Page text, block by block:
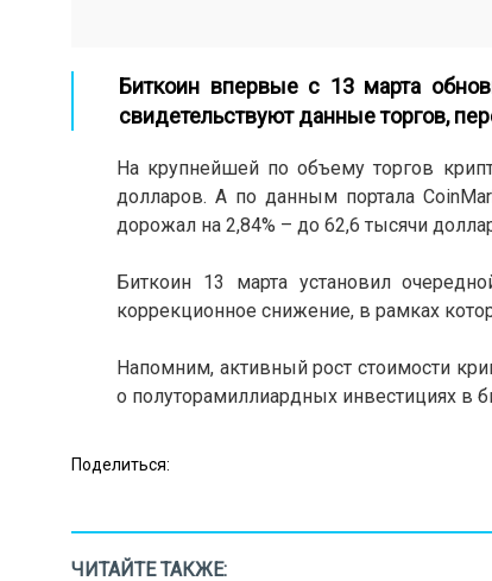
Биткоин впервые с 13 марта
свидетельствуют данные торгов,
На крупнейшей по объему торгов
долларов. А по данным портала
дорожал на 2,84% – до 62,6 тысячи
Биткоин 13 марта установил
коррекционное снижение, в рамках
Напомним, активный рост стоимости
о полуторамиллиардных инвестициях в
Поделиться:
ЧИТАЙТЕ ТАКЖЕ: